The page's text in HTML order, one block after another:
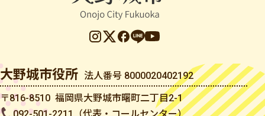
大野城市役所 法人番号 8000020402192
〒816-8510 福岡県大野城市曙町二丁目2-1
092-501-2211（代表・コールセンター）